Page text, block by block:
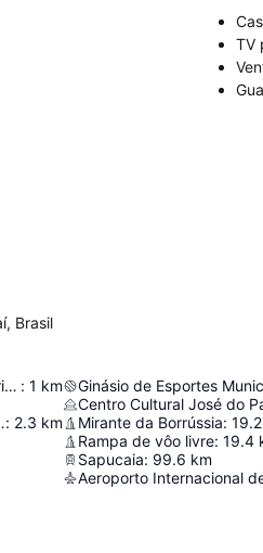
TV
Brasil
Centro de Cultura e Lazer Tenente Marino Dias de Oliveira : 1 km
da Silva: 2.3 km
Ginásio de Esportes
Centro Cultural José do
Mirante da Borrússia: 19.2
Rampa de vôo livre: 19.4
Sapucaia: 99.6 km